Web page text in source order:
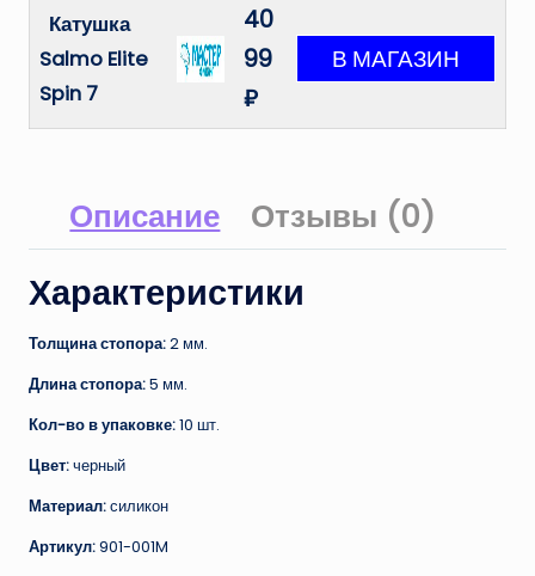
Катушка
Salmo Elite
Spin 7
40
99
₽
Описание Отзывы (0)
Характеристики
Толщина стопора:2 мм.
Длина стопора:5 мм.
Кол-во в упаковке:10 шт.
Цвет:черный
Материал:силикон
Артикул:901-001M